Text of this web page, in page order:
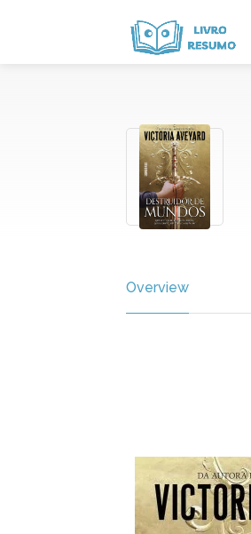
Overview